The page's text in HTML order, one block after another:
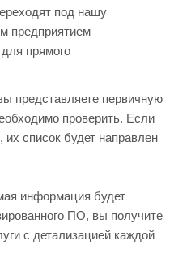
под нашу
предприятием
прямого
представляете первичную
проверить. Если
список будет направлен
информация будет
ПО, вы получите
с детализацией каждой